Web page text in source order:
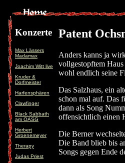
Konzerte
Max Lässers
Madamax
Joachim Witt live
Kruder &
Dorfmeister
Harfensphären
Clawfinger
Black Sabbath
am OASG
Herbert
Groenemeyer
Therapy
Judas Priest
Patent
Anders kanns ja
vollgestopftem
wohl endlich seine
Das Salzhaus, ein
schon mal auf. Das
dann als Song
offensichtlich einen
Die Berner
Die Band blieb bis
Songs gegen Ende